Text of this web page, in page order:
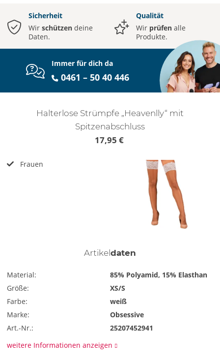
Sicherheit
Wir schützen deine
Daten.
Qualität
Wir prüfen alle
Produkte.
Immer für dich da
0461 – 50 40 446
Halterlose Strümpfe „Heavenlly“ mit
Spitzenabschluss
17,95 €
Frauen
Artikel daten
Material:
85% Polyamid, 15% Elasthan
Größe:
XS/S
Farbe:
weiß
Marke:
Obsessive
Art.-Nr.:
25207452941
weitere Informationen anzeigen